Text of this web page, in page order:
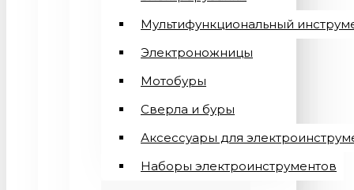
Мультифункциональный
Электроножницы
Мотобуры
Сверла и буры
Аксессуары для
Наборы электроинструментов